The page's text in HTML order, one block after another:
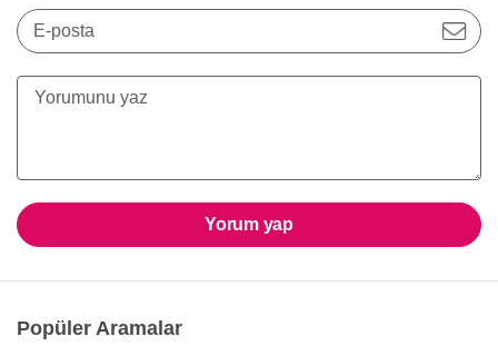
E-posta
Yorum yap
Popüler Aramalar